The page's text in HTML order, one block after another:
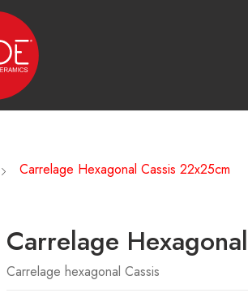
Carrelage Hexagonal Cassis 22x25cm
Carrelage
Carrelage hexagonal Cassis